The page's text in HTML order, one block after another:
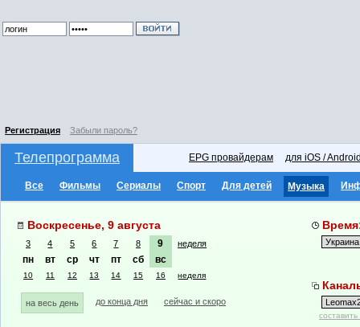
Регистрация Забыли пароль?
Телепрограмма EPG провайдерам для iOS /
Все Фильмы Сериалы Спорт Для детей Музыка
Воскресенье, 9 августа
3 4 5 6 7 8 9 неделя
пн вт ср чт пт сб вс
10 11 12 13 14 15 16 неделя
на весь день до конца дня сейчас и скоро